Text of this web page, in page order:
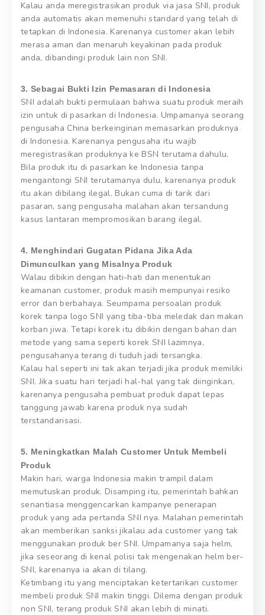
Kalau anda meregistrasikan produk via jasa SNI, produk
anda automatis akan memenuhi standard yang telah di
tetapkan di Indonesia. Karenanya customer akan lebih
merasa aman dan menaruh keyakinan pada produk
anda, dibandingi produk lain non SNI.
3. Sebagai Bukti Izin Pemasaran di Indonesia
SNI adalah bukti permulaan bahwa suatu produk meraih
izin untuk di pasarkan di Indonesia. Umpamanya seorang
pengusaha China berkeinginan memasarkan produknya
di Indonesia. Karenanya pengusaha itu wajib
meregistrasikan produknya ke BSN terutama dahulu.
Bila produk itu di pasarkan ke Indonesia tanpa
mengantongi SNI terutamanya dulu, karenanya produk
itu akan dibilang ilegal. Bukan cuma di tarik dari
pasaran, sang pengusaha malahan akan tersandung
kasus lantaran mempromosikan barang ilegal.
4. Menghindari Gugatan Pidana Jika Ada
Dimunculkan yang Misalnya Produk
Walau dibikin dengan hati-hati dan menentukan
keamanan customer, produk masih mempunyai resiko
error dan berbahaya. Seumpama persoalan produk
korek tanpa logo SNI yang tiba-tiba meledak dan makan
korban jiwa. Tetapi korek itu dibikin dengan bahan dan
metode yang sama seperti korek SNI lazimnya,
pengusahanya terang di tuduh jadi tersangka.
Kalau hal seperti ini tak akan terjadi jika produk memiliki
SNI. Jika suatu hari terjadi hal-hal yang tak diinginkan,
karenanya pengusaha pembuat produk dapat lepas
tanggung jawab karena produk nya sudah
terstandarisasi.
5. Meningkatkan Malah Customer Untuk Membeli
Produk
Makin hari, warga Indonesia makin trampil dalam
memutuskan produk. Disamping itu, pemerintah bahkan
senantiasa menggencarkan kampanye penerapan
produk yang ada pertanda SNI nya. Malahan pemerintah
akan memberikan sanksi jikalau ada customer yang tak
menggunakan produk ber SNI. Umpamanya saja helm,
jika seseorang di kenal polisi tak mengenakan helm ber-
SNI, karenanya ia akan di tilang.
Ketimbang itu yang menciptakan ketertarikan customer
membeli produk SNI makin tinggi. Dilema dengan produk
non SNI, terang produk SNI akan lebih di minati.